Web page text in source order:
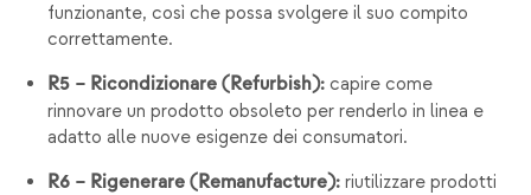
funzionante, così che possa svolgere il suo compito
correttamente.
R5 – Ricondizionare (Refurbish): capire come
rinnovare un prodotto obsoleto per renderlo in linea e
adatto alle nuove esigenze dei consumatori.
R6 – Rigenerare (Remanufacture): riutilizzare prodotti